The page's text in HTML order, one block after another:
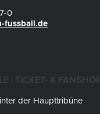
0
fussball.de
| TICKET- & FANSHOP
der Haupttribüne